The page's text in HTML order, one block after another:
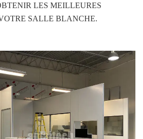
LES MEILLEURES
SALLE BLANCHE.